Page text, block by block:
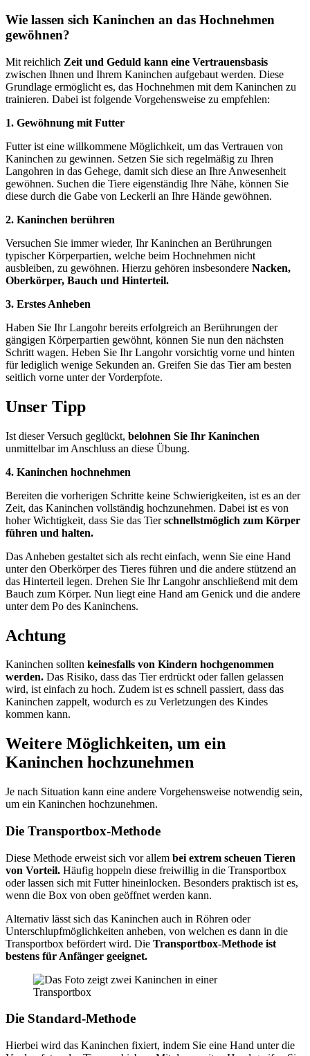
Wie lassen sich Kaninchen an das Hochnehmen
gewöhnen?
Mit reichlich Zeit und Geduld kann eine Vertrauensbasis
zwischen Ihnen und Ihrem Kaninchen aufgebaut werden. Diese
Grundlage ermöglicht es, das Hochnehmen mit dem Kaninchen zu
trainieren. Dabei ist folgende Vorgehensweise zu empfehlen:
1. Gewöhnung mit Futter
Futter ist eine willkommene Möglichkeit, um das Vertrauen von
Kaninchen zu gewinnen. Setzen Sie sich regelmäßig zu Ihren
Langohren in das Gehege, damit sich diese an Ihre Anwesenheit
gewöhnen. Suchen die Tiere eigenständig Ihre Nähe, können Sie
diese durch die Gabe von Leckerli an Ihre Hände gewöhnen.
2. Kaninchen berühren
Versuchen Sie immer wieder, Ihr Kaninchen an Berührungen
typischer Körperpartien, welche beim Hochnehmen nicht
ausbleiben, zu gewöhnen. Hierzu gehören insbesondere Nacken,
Oberkörper, Bauch und Hinterteil.
3. Erstes Anheben
Haben Sie Ihr Langohr bereits erfolgreich an Berührungen der
gängigen Körperpartien gewöhnt, können Sie nun den nächsten
Schritt wagen. Heben Sie Ihr Langohr vorsichtig vorne und hinten
für lediglich wenige Sekunden an. Greifen Sie das Tier am besten
seitlich vorne unter der Vorderpfote.
Unser Tipp
Ist dieser Versuch geglückt, belohnen Sie Ihr Kaninchen
unmittelbar im Anschluss an diese Übung.
4. Kaninchen hochnehmen
Bereiten die vorherigen Schritte keine Schwierigkeiten, ist es an der
Zeit, das Kaninchen vollständig hochzunehmen. Dabei ist es von
hoher Wichtigkeit, dass Sie das Tierschnellstmöglich zum Körper
führen und halten.
Das Anheben gestaltet sich als recht einfach, wenn Sie eine Hand
unter den Oberkörper des Tieres führen und die andere stützend an
das Hinterteil legen. Drehen Sie Ihr Langohr anschließend mit dem
Bauch zum Körper. Nun liegt eine Hand am Genick und die andere
unter dem Po des Kaninchens.
Achtung
Kaninchen sollten keinesfalls von Kindern hochgenommen
werden. Das Risiko, dass das Tier erdrückt oder fallen gelassen
wird, ist einfach zu hoch. Zudem ist es schnell passiert, dass das
Kaninchen zappelt, wodurch es zu Verletzungen des Kindes
kommen kann.
Weitere Möglichkeiten, um ein
Kaninchen hochzunehmen
Je nach Situation kann eine andere Vorgehensweise notwendig sein,
um ein Kaninchen hochzunehmen.
Die Transportbox-Methode
Diese Methode erweist sich vor allem bei extrem scheuen Tieren
von Vorteil. Häufig hoppeln diese freiwillig in die Transportbox
oder lassen sich mit Futter hineinlocken. Besonders praktisch ist es,
wenn die Box von oben geöffnet werden kann.
Alternativ lässt sich das Kaninchen auch in Röhren oder
Unterschlupfmöglichkeiten anheben, von welchen es dann in die
Transportbox befördert wird. Die Transportbox-Methode ist
bestens für Anfänger geeignet.
Die Standard-Methode
Hierbei wird das Kaninchen fixiert, indem Sie eine Hand unter die